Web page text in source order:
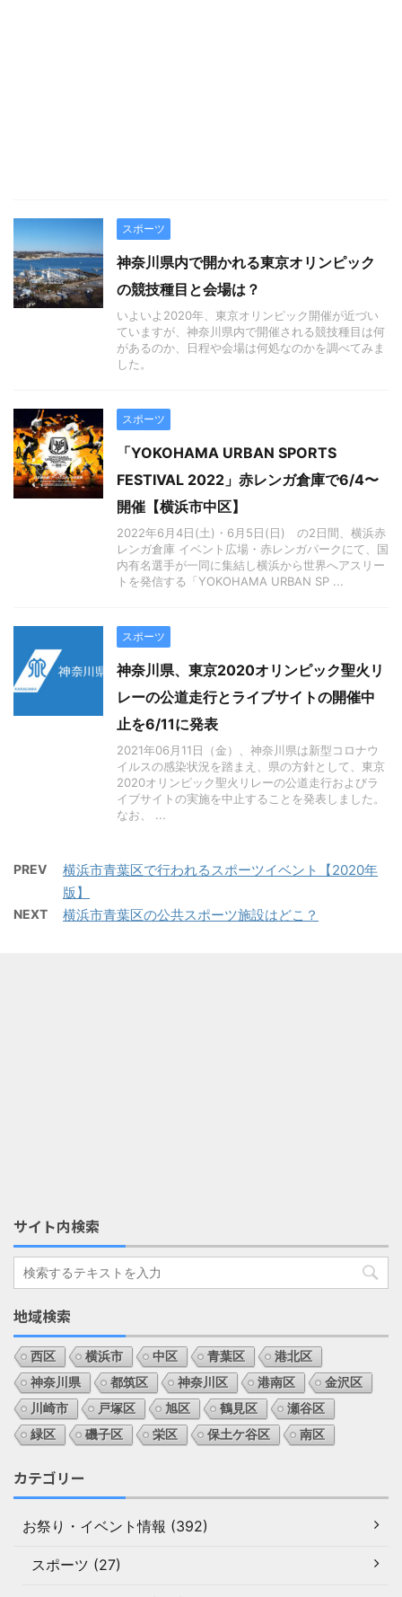
スポーツ
神奈川県内で開かれる東京オリンピック
の競技種目と会場は？
いよいよ2020年、東京オリンピック開催が近づい
ていますが、神奈川県内で開催される競技種目は何
があるのか、日程や会場は何処なのかを調べてみま
した。
スポーツ
「YOKOHAMA URBAN SPORTS
FESTIVAL 2022」赤レンガ倉庫で6/4〜
開催【横浜市中区】
2022年6月4日(土)・6月5日(日) の2日間、横浜赤
レンガ倉庫 イベント広場・赤レンガパークにて、国
内有名選手が一同に集結し横浜から世界へアスリー
トを発信する「YOKOHAMA URBAN SP ...
スポーツ
神奈川県、東京2020オリンピック聖火リ
レーの公道走行とライブサイトの開催中
止を6/11に発表
2021年06月11日（金）、神奈川県は新型コロナウ
イルスの感染状況を踏まえ、県の方針として、東京
2020オリンピック聖火リレーの公道走行およびラ
イブサイトの実施を中止することを発表しました。
なお、 ...
PREV
横浜市青葉区で行われるスポーツイベント【2020年
版】
NEXT 横浜市青葉区の公共スポーツ施設はどこ？
サイト内検索
地域検索
西区 横浜市 中区 青葉区
港北区
神奈川県
都筑区 神奈川区 港南区
金沢区
川崎市
戸塚区 旭区 鶴見区
瀬谷区
緑区
磯子区 栄区 保土ケ谷区 南区
カテゴリー
お祭り・イベント情報 (392)
スポーツ (27)